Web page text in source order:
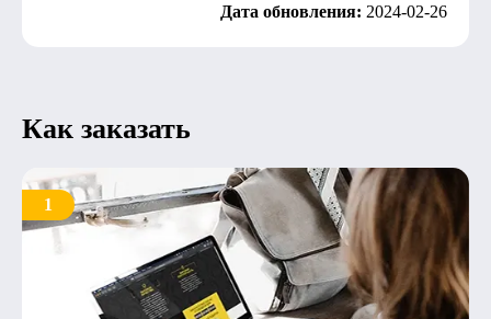
Дата обновления: 2024-02-26
Как заказать
1